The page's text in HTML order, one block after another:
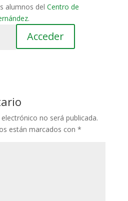
alumnos del Centro de
.
no será publicada.
están marcados con *